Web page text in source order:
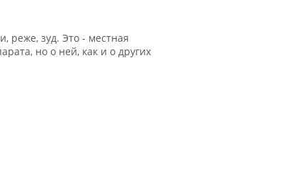
реже, зуд. Это - местная
но о ней, как и о других